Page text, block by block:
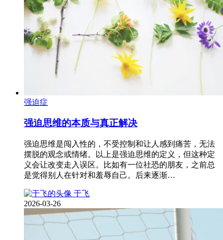
强迫症
强迫思维的本质与真正解决
强迫思维是闯入性的，不受控制和让人感到痛苦，无法
摆脱的观念或情绪。以上是强迫思维的定义，但这种定
义会让改变走入误区。比如有一位社恐的朋友，之前总
是觉得别人在针对和羞辱自己。后来逐渐…
于飞
2026-03-26